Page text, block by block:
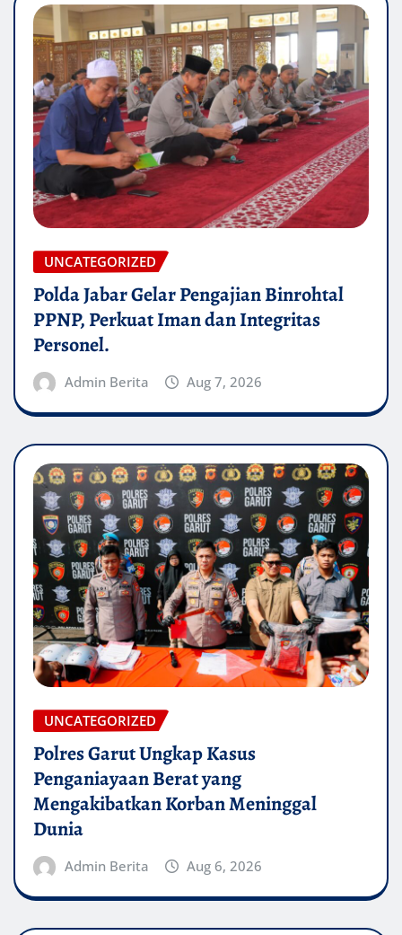
UNCATEGORIZED
Polda Jabar Gelar Pengajian Binrohtal
PPNP, Perkuat Iman dan Integritas
Personel.
Admin Berita Aug 7, 2026
UNCATEGORIZED
Polres Garut Ungkap Kasus
Penganiayaan Berat yang
Mengakibatkan Korban Meninggal
Dunia
Admin Berita Aug 6, 2026